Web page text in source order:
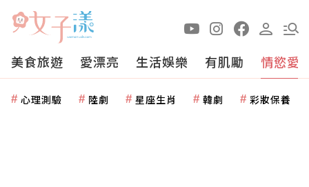
美食旅遊 愛漂亮 生活娛樂 有肌勵 情慾愛
心理測驗 陸劇 星座生肖 韓劇 彩妝保養